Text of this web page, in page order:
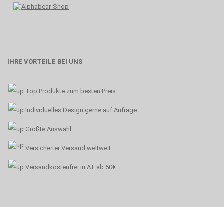
IHRE VORTEILE BEI UNS
Top Produkte zum besten Preis
Individuelles Design gerne auf Anfrage
Größte Auswahl
Versicherter Versand weltweit
Versandkostenfrei in AT ab 50€